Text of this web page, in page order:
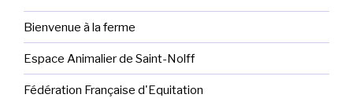
Bienvenue à la ferme
Espace Animalier de Saint-Nolff
Fédération Française d'Equitation